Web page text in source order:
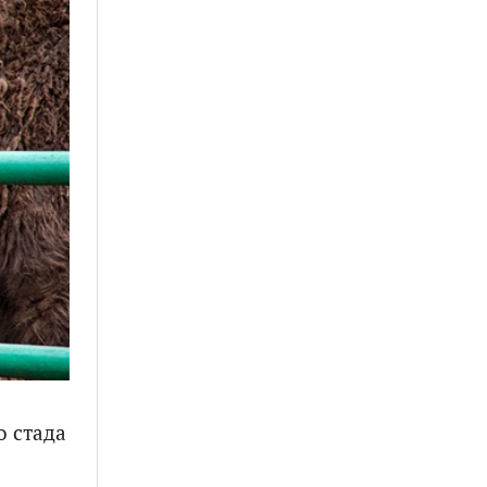
стада